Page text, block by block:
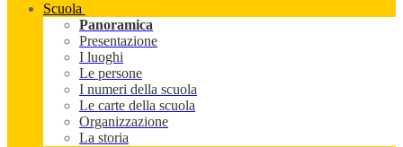
Scuola
Panoramica
Presentazione
I luoghi
Le persone
I numeri della scuola
Le carte della scuola
Organizzazione
La storia